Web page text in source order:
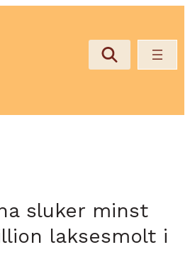
sluker minst
laksesmolt i